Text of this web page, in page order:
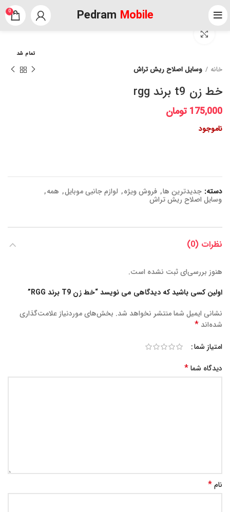
Pedram Mobile
0
تمام شد
خانه وسایل اصلاح ریش تراش
خط زن t9 برند rgg
175,000 تومان
ناموجود
دسته: جدیدترین ها, فروش ویژه, لوازم جانبی موبایل, همه,
وسایل اصلاح ریش تراش
نظرات (0)
هنوز بررسی‌ای ثبت نشده است.
اولین کسی باشید که دیدگاهی می نویسد “خط زن T9 برند RGG”
نشانی ایمیل شما منتشر نخواهد شد. بخش‌های موردنیاز علامت‌گذاری
شده‌اند *
امتیاز شما
دیدگاه شما*
نام*